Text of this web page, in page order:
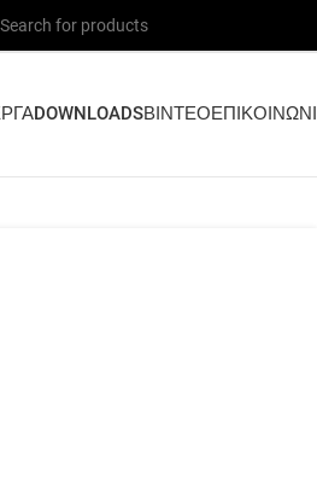
DOWNLOADSΒΙΝΤΕΟ